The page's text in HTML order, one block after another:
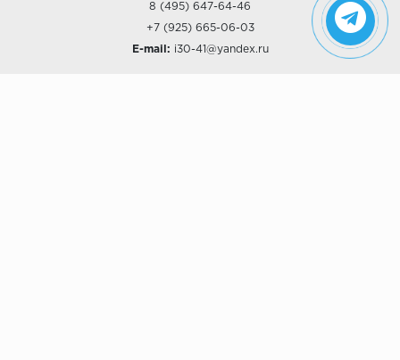
8 (495) 647-64-46
+7 (925) 665-06-03
E-mail: i30-41@yandex.ru